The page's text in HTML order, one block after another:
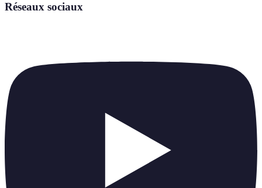
Réseaux sociaux